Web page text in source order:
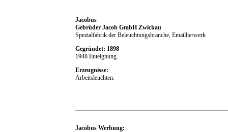
Jacobus
Gebrüder Jacob GmbH Zwickau
Spezialfabrik der Beleuchtungsbranche, Emaillierwerk
Gegründet: 1898
1948 Enteignung.
Erzeugnisse:
Arbeitsleuchten.
Jacobus Werbung: